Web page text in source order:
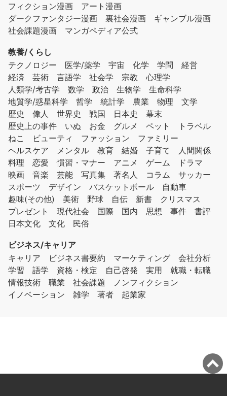
フィクション漫画
アート漫画
ダークファンタジー漫画
裏社会漫画
ギャンブル漫画
社会課題漫画
マンガペディア公式
教養/くらし
テクノロジー
医学/薬学 宇宙 化学 学問
経営
経済
芸術 言語学 社会学 宗教
心理学
人類学/考古学
数学 政治 生物学
生命科学
地質学/惑星科学
哲学 統計学 農業 物理
文学
歴史
偉人 世界史 戦国 日本史
幕末
歴史上の事件
いぬ お金 グルメ ペット
トラベル
ねこ
ビューティ ファッション
ファミリー
ヘルスケア
メンタル 教育 結婚 子育て
人間関係
料理
恋愛 慣習・マナー アニメ ゲーム
ドラマ
映画
音楽 芸能 写真集 著名人 コラム
サッカー
スポーツ
デザイン バスケットボール
自動車
趣味(その他)
美術 野球 自伝 新書
クリスマス
プレゼント
現代社会 国際 国内 思想 事件
書評
日本文化
文化 民俗
ビジネス/キャリア
キャリア
ビジネス書要約 マーケティング
会社分析
学習
語学 資格・検定 自己啓発 実用
就職・転職
情報技術
職業 社会課題
ノンフィクション
イノベーション
雑学 著者 起業家